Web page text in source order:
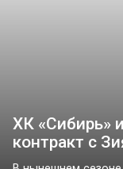
ХК «Сибирь»
контракт с